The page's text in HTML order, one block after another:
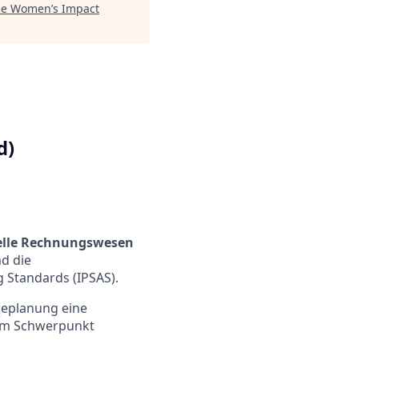
Women’s Impact
Rechnungswesen
die
(IPSAS).
eine
Schwerpunkt